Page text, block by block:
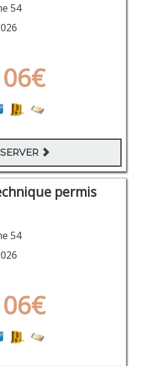
54
permis
54